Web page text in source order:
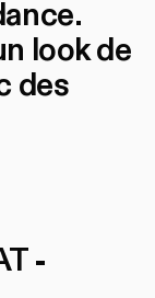
look de
des
-